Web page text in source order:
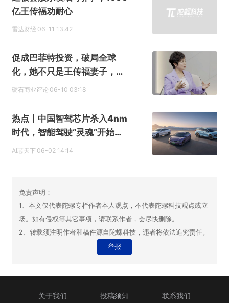
亿王传福劝耐心
雷达财经 06-11 13:42
促成巴菲特投资，破局全球
化，她不只是王传福妻子，还
是比亚迪发展史上的关键人物
砺石商业评论 06-10 03:18
热点丨中国智驾芯片杀入4nm
时代，智能驾驶“灵魂”开始自
主
AI芯天下 06-02 14:14
免责声明：
1、本文仅代表陀螺专栏作者本人观点，不代表陀螺科技观点或立
场。如有侵权等其它事项，请联系作者，会尽快删除。
2、转载须注明作者和稿件源自陀螺科技，违者将依法追究责任。
举报
关于我们 投稿须知 联系我们